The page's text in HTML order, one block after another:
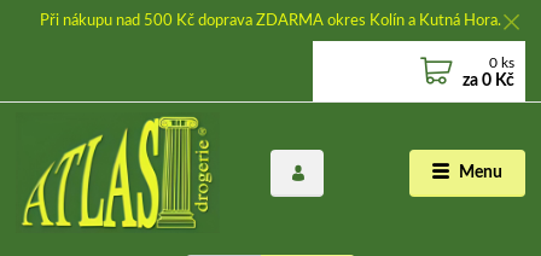
Při nákupu nad 500 Kč doprava ZDARMA okres Kolín a Kutná Hora.
Menu
0 ks
za 0 Kč